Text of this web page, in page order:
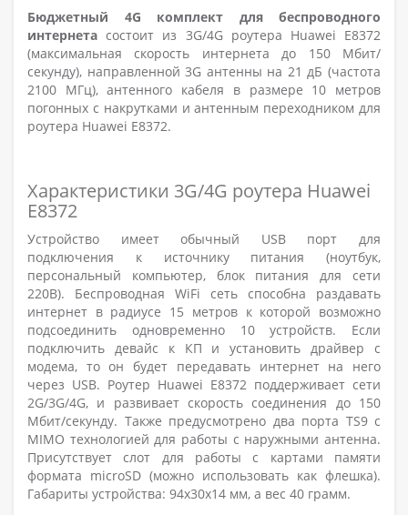
Бюджетный 4G комплект для беспроводного
интернета состоит из 3G/4G роутера Huawei E8372
(максимальная скорость интернета до 150 Мбит/
секунду), направленной 3G антенны на 21 дБ (частота
2100 МГц), антенного кабеля в размере 10 метров
погонных с накрутками и антенным переходником для
роутера Huawei E8372.
Характеристики 3G/4G роутера Huawei
E8372
Устройство имеет обычный USB порт для
подключения к источнику питания (ноутбук,
персональный компьютер, блок питания для сети
220В). Беспроводная WiFi сеть способна раздавать
интернет в радиусе 15 метров к которой возможно
подсоединить одновременно 10 устройств. Если
подключить девайс к КП и установить драйвер с
модема, то он будет передавать интернет на него
через USB. Роутер Huawei E8372 поддерживает сети
2G/3G/4G, и развивает скорость соединения до 150
Мбит/секунду. Также предусмотрено два порта TS9 с
MIMO технологией для работы с наружными антенна.
Присутствует слот для работы с картами памяти
формата microSD (можно использовать как флешка).
Габариты устройства: 94х30х14 мм, а вес 40 грамм.